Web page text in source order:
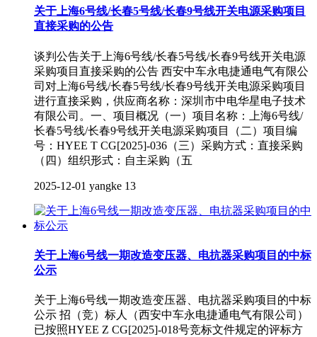
关于上海6号线/长春5号线/长春9号线开关电源采购项目
直接采购的公告
谈判公告关于上海6号线/长春5号线/长春9号线开关电源
采购项目直接采购的公告 西安中车永电捷通电气有限公
司对上海6号线/长春5号线/长春9号线开关电源采购项目
进行直接采购，供应商名称：深圳市中电华星电子技术
有限公司。一、项目概况（一）项目名称：上海6号线/
长春5号线/长春9号线开关电源采购项目（二）项目编
号：HYEE T CG[2025]-036（三）采购方式：直接采购
（四）组织形式：自主采购（五
2025-12-01 yangke 13
关于上海6号线一期改造变压器、电抗器采购项目的中标
公示
关于上海6号线一期改造变压器、电抗器采购项目的中标
公示 招（竞）标人（西安中车永电捷通电气有限公司）
已按照HYEE Z CG[2025]-018号竞标文件规定的评标方